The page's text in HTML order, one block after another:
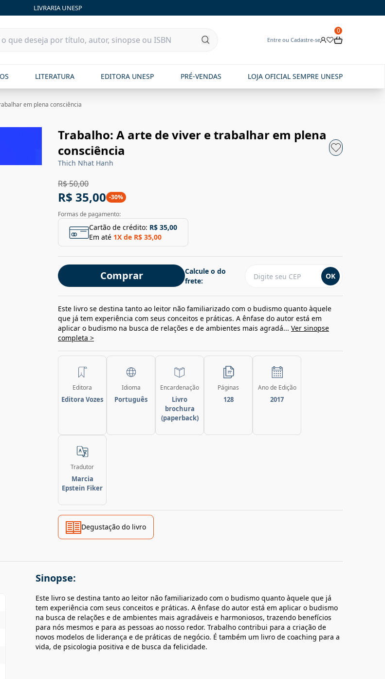
LIVRARIA UNESP
Entre ou Cadastre-se
0
LITERATURA EDITORA UNESP PRÉ-VENDAS LOJA OFICIAL SEMPRE UNESP
em plena consciência
Trabalho: A arte de viver e trabalhar em plena
consciência
Thich Nhat Hanh
R$ 50,00
R$ 35,00 -30%
Formas de pagamento:
Cartão de crédito: R$ 35,00
Em até 1X de R$ 35,00
Comprar
Calcule o do
frete:
OK
Este livro se destina tanto ao leitor não familiarizado com o budismo quanto àquele
que já tem experiência com seus conceitos e práticas. A ênfase do autor está em
aplicar o budismo na busca de relações e de ambientes mais agradá... Ver sinopse
completa >
Editora
Editora Vozes
Idioma
Português
Encardenação
Livro
brochura
(paperback)
Páginas
128
Ano de Edição
2017
Tradutor
Marcia
Epstein Fiker
Degustação do livro
Sinopse:
Este livro se destina tanto ao leitor não familiarizado com o budismo quanto àquele que já
tem experiência com seus conceitos e práticas. A ênfase do autor está em aplicar o budismo
na busca de relações e de ambientes mais agradáveis e harmoniosos, trazendo benefícios
para nós mesmos e para as pessoas ao nosso redor. Trabalho contribui para a criação de
novos modelos de liderança e de práticas de negócio. É também um livro de coaching para a
vida, de psicologia positiva e de busca da felicidade.